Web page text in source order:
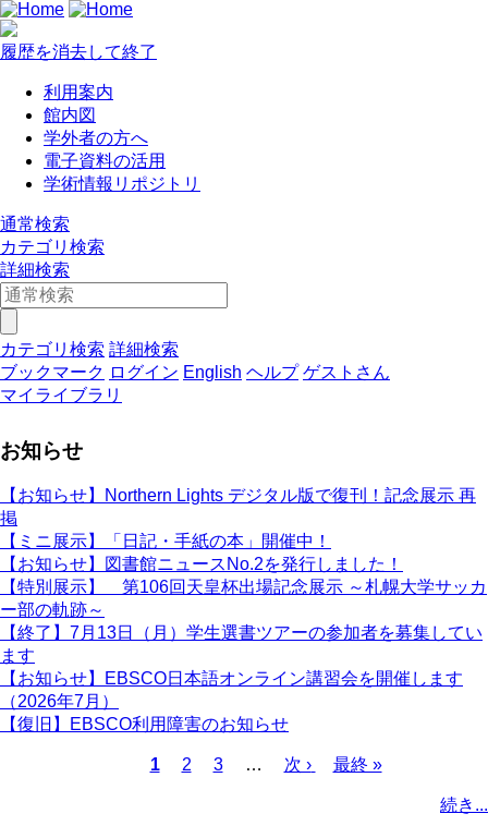
履歴を消去して終了
利用案内
館内図
学外者の方へ
電子資料の活用
学術情報リポジトリ
通常検索
カテゴリ検索
詳細検索
カテゴリ検索 詳細検索
ブックマーク ログイン English ヘルプ ゲストさん
マイライブラリ
お知らせ
【お知らせ】Northern Lights デジタル版で復刊！記念展示 再
掲
【ミニ展示】「日記・手紙の本」開催中！
【お知らせ】図書館ニュースNo.2を発行しました！
【特別展示】 第106回天皇杯出場記念展示 ～札幌大学サッカ
ー部の軌跡～
【終了】7月13日（月）学生選書ツアーの参加者を募集してい
ます
【お知らせ】EBSCO日本語オンライン講習会を開催します
（2026年7月）
【復旧】EBSCO利用障害のお知らせ
カ
1
ペ
2
ペ
3 …
次
次 ›
最
最終 »
続き...